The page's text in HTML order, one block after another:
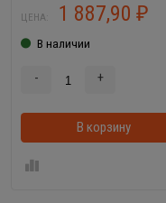
ЦЕНА: 1 887,90 ₽
В наличии
- +
В корзину